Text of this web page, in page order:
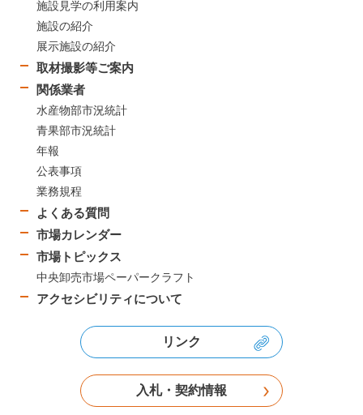
施設見学の利用案内
施設の紹介
展示施設の紹介
取材撮影等ご案内
関係業者
水産物部市況統計
青果部市況統計
年報
公表事項
業務規程
よくある質問
市場カレンダー
市場トピックス
中央卸売市場ペーパークラフト
アクセシビリティについて
リンク
入札・契約情報